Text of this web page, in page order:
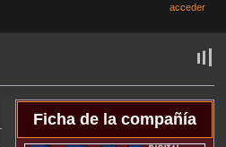
Ficha de la compañía
acceder